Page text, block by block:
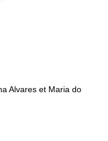
Alvares et Maria do